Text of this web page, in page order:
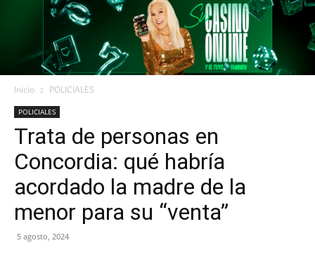
CONQUISTADORES
Inicio POLICIALES
POLICIALES
Trata de personas en
Concordia: qué habría
acordado la madre de la
menor para su “venta”
5 agosto, 2024